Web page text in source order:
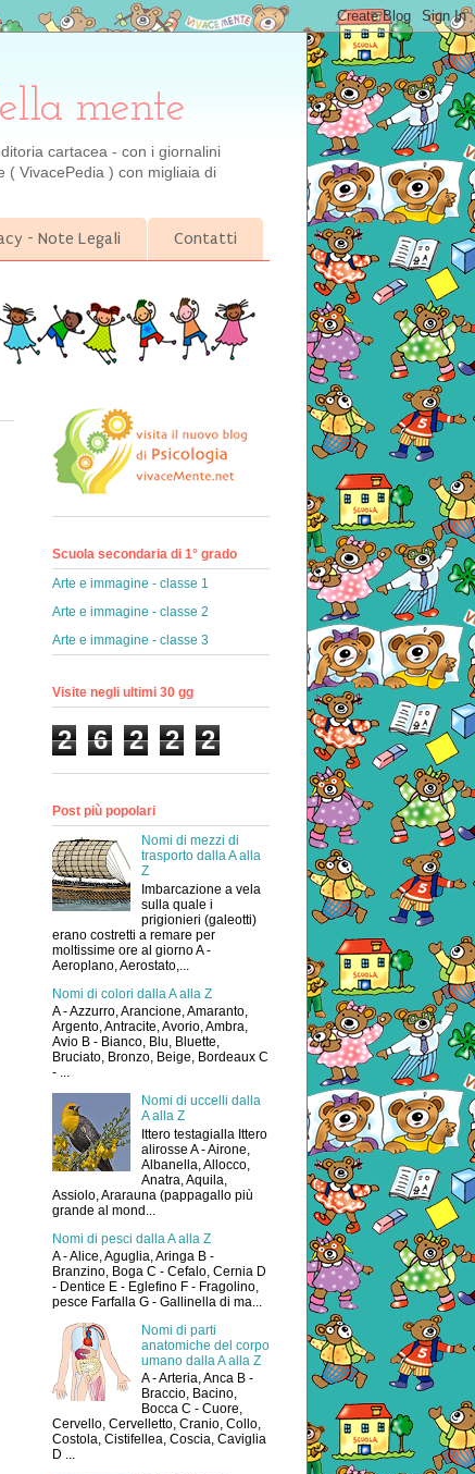
mente
cartacea - con i giornalini
( VivacePedia ) con migliaia di
- Note Legali Contatti
Scuola secondaria di 1° grado
Arte e immagine - classe 1
Arte e immagine - classe 2
Arte e immagine - classe 3
Visite negli ultimi 30 gg
2 6 2 2 2
Post più popolari
Nomi di mezzi di
trasporto dalla A alla
Z
Imbarcazione a vela
sulla quale i
prigionieri (galeotti)
erano costretti a remare per
moltissime ore al giorno A -
Aeroplano, Aerostato,...
Nomi di colori dalla A alla Z
A - Azzurro, Arancione, Amaranto,
Argento, Antracite, Avorio, Ambra,
Avio B - Bianco, Blu, Bluette,
Bruciato, Bronzo, Beige, Bordeaux C
- ...
Nomi di uccelli dalla
A alla Z
Ittero testagialla Ittero
alirosse A - Airone,
Albanella, Allocco,
Anatra, Aquila,
Assiolo, Ararauna (pappagallo più
grande al mond...
Nomi di pesci dalla A alla Z
A - Alice, Aguglia, Aringa B -
Branzino, Boga C - Cefalo, Cernia D
- Dentice E - Eglefino F - Fragolino,
pesce Farfalla G - Gallinella di ma...
Nomi di parti
anatomiche del corpo
umano dalla A alla Z
A - Arteria, Anca B -
Braccio, Bacino,
Bocca C - Cuore,
Cervello, Cervelletto, Cranio, Collo,
Costola, Cistifellea, Coscia, Caviglia
D ...